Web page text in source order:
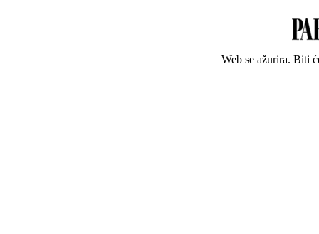
Web se ažurira. Biti